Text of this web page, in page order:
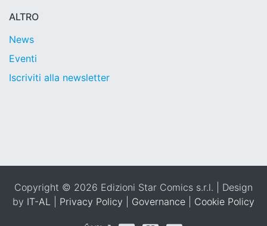
ALTRO
News
Eventi
Iscriviti alla newsletter
Copyright © 2026 Edizioni Star Comics s.r.l. | Design
by IT-AL Privacy Policy Governance Cookie Policy